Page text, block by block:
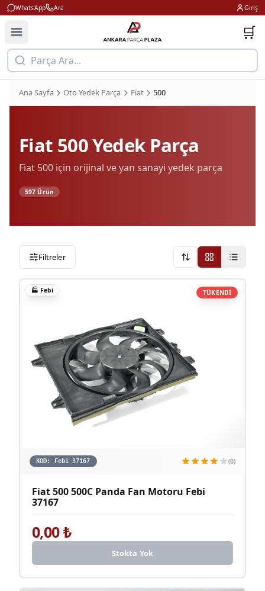
WhatsApp Ara Giriş
🛒
Parça Ara...
Ana Sayfa Oto Yedek Parça Fiat 500
Fiat 500Yedek Parça
Fiat 500 için orijinal ve yan sanayi yedek parça
597 Ürün
Filtreler Onerilen
TÜKENDİ
🏭 Febi
KOD: Febi 37167 (0)
Fiat 500 500C Panda Fan Motoru Febi
37167
0,00₺
Stokta Yok